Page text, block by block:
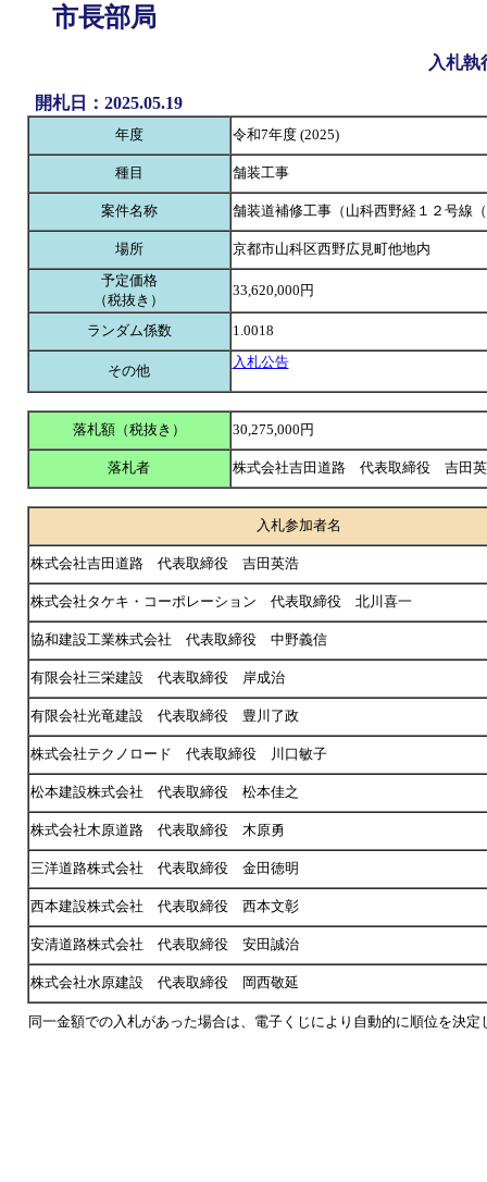
市長部局
入札執
開札日：2025.05.19
年度 令和7年度 (2025)
種目 舗装工事
案件名称 舗装道補修工事（山科西野経１２号線
場所
京都市山科区西野広見町他地内
予定価格
（税抜き）
33,620,000円
ランダム係数 1.0018
その他
入札公告
落札額（税抜き） 30,275,000円
落札者 株式会社吉田道路 代表取締役 吉田
入札参加者名
株式会社吉田道路 代表取締役 吉田英浩
株式会社タケキ・コーポレーション 代表取締役 北川喜一
協和建設工業株式会社 代表取締役 中野義信
有限会社三栄建設 代表取締役 岸成治
有限会社光竜建設 代表取締役 豊川了政
株式会社テクノロード 代表取締役 川口敏子
松本建設株式会社 代表取締役 松本佳之
株式会社木原道路 代表取締役 木原勇
三洋道路株式会社 代表取締役 金田徳明
西本建設株式会社 代表取締役 西本文彰
安清道路株式会社 代表取締役 安田誠治
株式会社水原建設 代表取締役 岡西敬延
同一金額での入札があった場合は、電子くじにより自動的に順位を決定